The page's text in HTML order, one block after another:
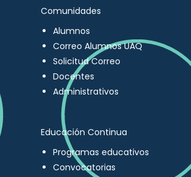
Comunidades
Alumnos
Correo Alumnos UAQ
Solicitud Correo
Docentes
Administrativos
Educación Continua
Programas educativos
Convocatorias